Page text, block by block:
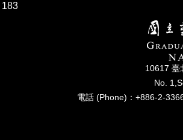
183
10617 臺
No.
電話 (Phone)：+886-2-